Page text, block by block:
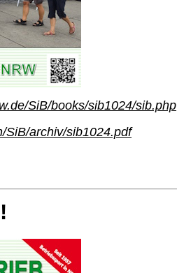
SiB/books/sib1024/sib.php
SiB/archiv/sib1024.pdf